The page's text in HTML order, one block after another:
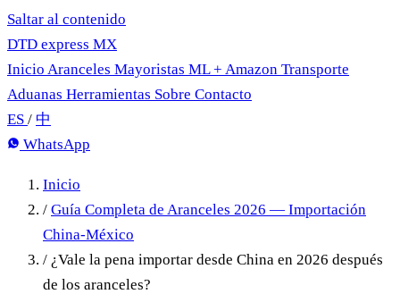
Saltar al contenido
DTD express MX
Inicio Aranceles Mayoristas ML + Amazon Transporte
Aduanas Herramientas Sobre Contacto
ES / 中
WhatsApp
Inicio
/ Guía Completa de Aranceles 2026 — Importación
China-México
/ ¿Vale la pena importar desde China en 2026 después
de los aranceles?